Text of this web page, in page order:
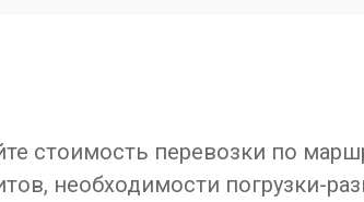
стоимость перевозки по
необходимости погрузки-